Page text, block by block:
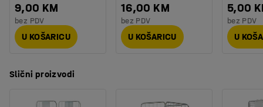
9,00 KM
bez PDV
U KOŠARICU
16,00 KM
bez PDV
U KOŠARICU
5,00
bez PDV
U
Slični proizvodi